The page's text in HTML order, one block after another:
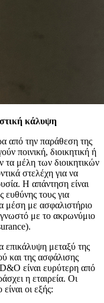
κάλυψη
από την παράθεση της
ποινική, διοικητική ή
τα μέλη των διοικητικών
στελέχη για να
Η απάντηση είναι
τους για
μέση με ασφαλιστήριο
με το ακρωνύμιο
επικάλυψη μεταξύ της
και της ασφάλισης
είναι ευρύτερη από
η εταιρεία. Οι
οι εξής: